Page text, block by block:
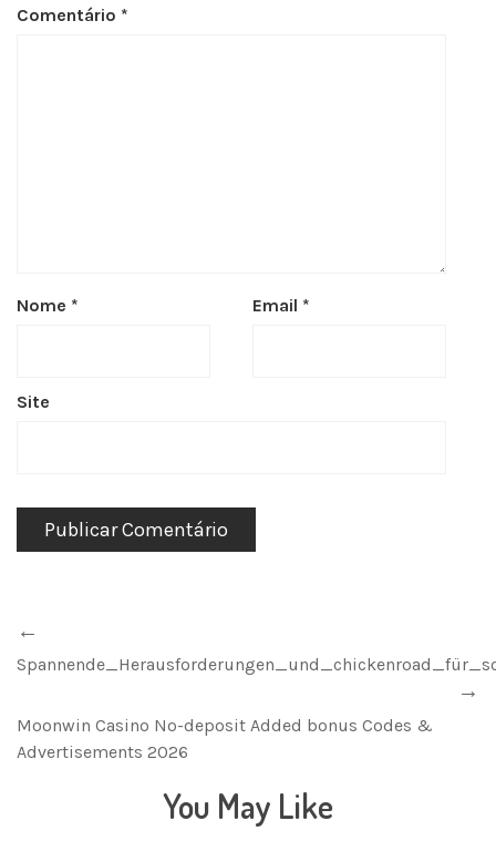
Comentário *
Nome * Email *
Site
Moonwin Casino No-deposit Added bonus Codes &
Advertisements 2026
You May Like